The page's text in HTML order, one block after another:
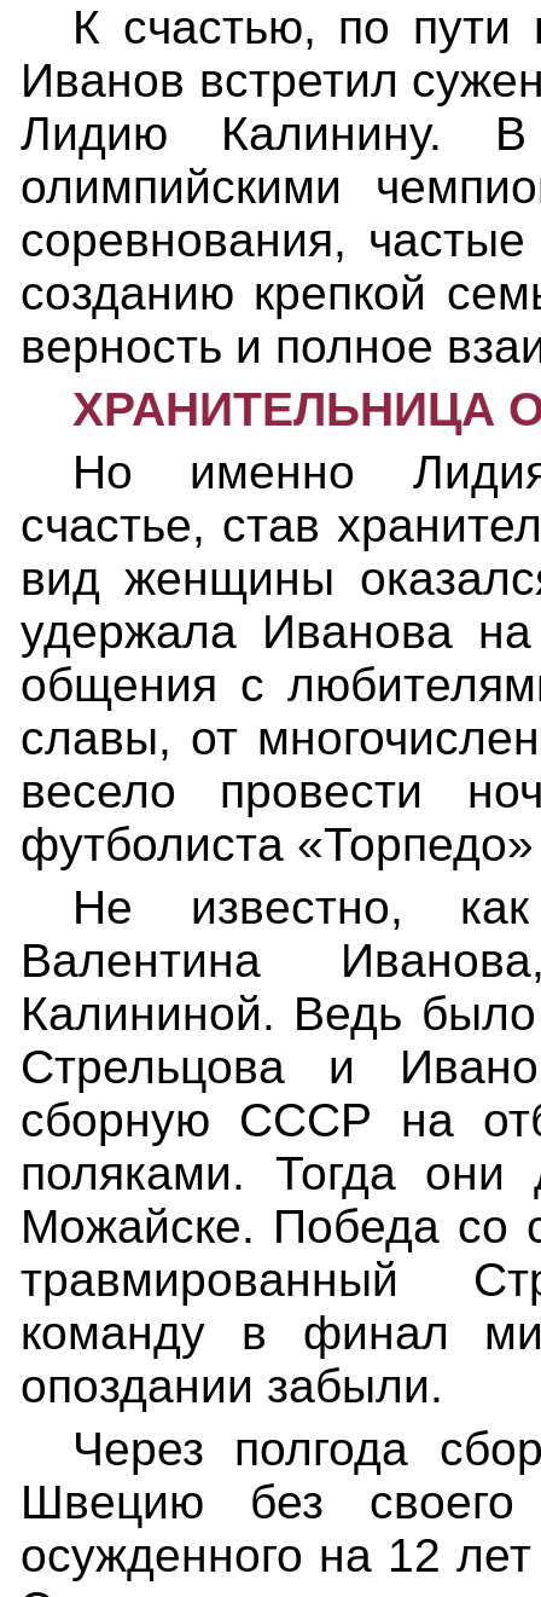
К счастью, по
Иванов встретил
Лидию Калинину.
олимпийскими
соревнования,
созданию крепкой
верность и полное
ХРАНИТЕЛЬНИЦА
Но именно
счастье, став
вид женщины
удержала Иванова
общения с
славы, от
весело провести
футболиста
Не известно,
Валентина
Калининой. Ведь
Стрельцова и
сборную СССР на
поляками. Тогда
Можайске. Победа со
травмированный
команду в финал
опоздании забыли.
Через полгода
Швецию без своего
осужденного на 12